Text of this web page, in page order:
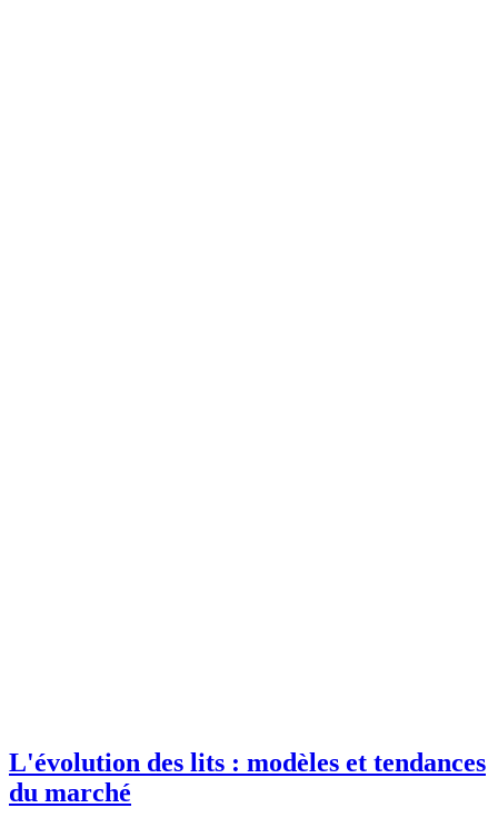
L'évolution des lits : modèles et tendances
du marché